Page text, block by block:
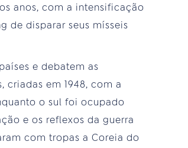
anos, com a intensificação
de disparar seus mísseis
e debatem as
criadas em 1948, com a
o sul foi ocupado
e os reflexos da guerra
com tropas a Coreia do